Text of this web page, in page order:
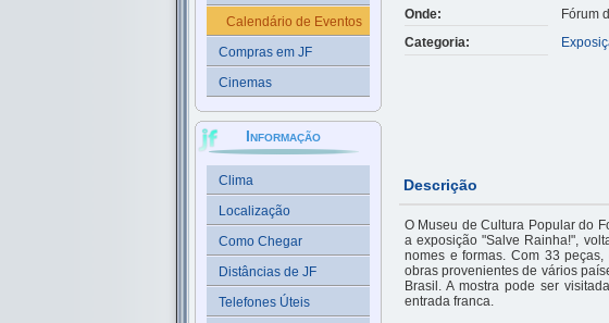
Calendário de Eventos
Compras em JF
Cinemas
Informação
Clima
Localização
Como Chegar
Distâncias de JF
Telefones Úteis
Onde:
Fórum
Categoria:
Descrição
O Museu de Cultura Popular do
a exposição "Salve Rainha!",
nomes e formas. Com 33
obras provenientes de vários
Brasil. A mostra pode ser
entrada franca.